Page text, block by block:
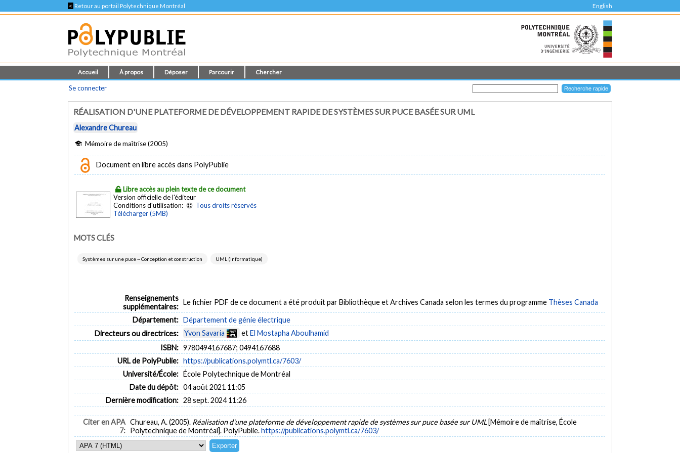
< Retour au portail Polytechnique Montréal English
Accueil À propos Déposer Parcourir Chercher
Se connecter
RÉALISATION D'UNE PLATEFORME DE DÉVELOPPEMENT RAPIDE DE SYSTÈMES SUR PUCE BASÉE SUR UML
Alexandre Chureau
Mémoire de maîtrise (2005)
Document en libre accès dans PolyPublie
Libre accès au plein texte de ce document
Version officielle de l'éditeur
Conditions d'utilisation:
Tous droits réservés
Télécharger (5MB)
MOTS CLÉS
Systèmes sur une puce -- Conception et construction UML (Informatique)
Renseignements
supplémentaires:
Le fichier PDF de ce document a été produit par Bibliothèque et Archives Canada selon les termes du programme Thèses Canada
Département: Département de génie électrique
Directeurs ou directrices:
Yvon Savaria etEl Mostapha Aboulhamid
ISBN: 9780494167687; 0494167688
URL de PolyPublie: https://publications.polymtl.ca/7603/
Université/École: École Polytechnique de Montréal
Date du dépôt: 04 août 2021 11:05
Dernière modification: 28 sept. 2024 11:26
Citer en APA
7:
Chureau, A. (2005). Réalisation d'une plateforme de développement rapide de systèmes sur puce basée sur UML [Mémoire de maîtrise, École
Polytechnique de Montréal]. PolyPublie.https://publications.polymtl.ca/7603/